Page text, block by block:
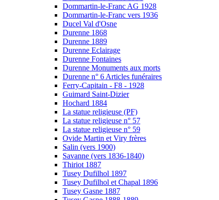
Dommartin-le-Franc AG 1928
Dommartin-le-Franc vers 1936
Ducel Val d'Osne
Durenne 1868
Durenne 1889
Durenne Eclairage
Durenne Fontaines
Durenne Monuments aux morts
Durenne n° 6 Articles funéraires
Ferry-Capitain - F8 - 1928
Guimard Saint-Dizier
Hochard 1884
La statue religieuse (PF)
La statue religieuse n° 57
La statue religieuse n° 59
Ovide Martin et Viry frères
Salin (vers 1900)
Savanne (vers 1836-1840)
Thiriot 1887
Tusey Dufilhol 1897
Tusey Dufilhol et Chapal 1896
Tusey Gasne 1887